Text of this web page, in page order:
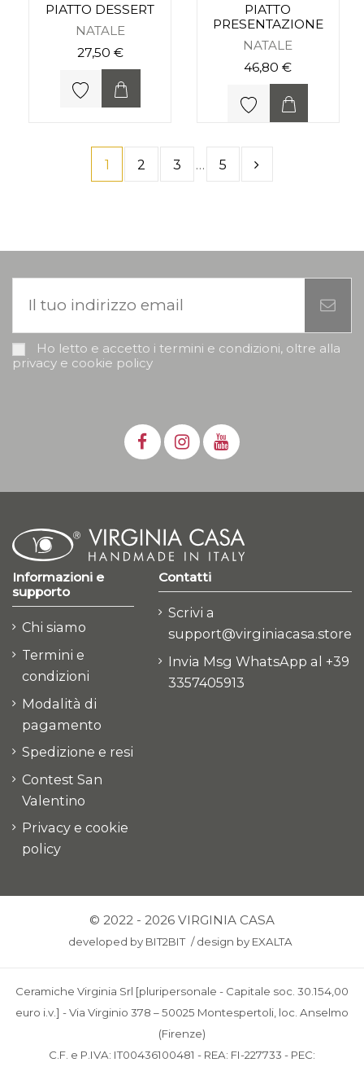
PIATTO DESSERT
NATALE
27,50 €
PIATTO
PRESENTAZIONE
NATALE
46,80 €
1 2 3 … 5
Ho letto e accetto i termini e condizioni, oltre alla
privacy e cookie policy
Informazioni e
supporto
Chi siamo
Termini e
condizioni
Modalità di
pagamento
Spedizione e resi
Contest San
Valentino
Privacy e cookie
policy
Contatti
Scrivi a
support@virginiacasa.store
Invia Msg WhatsApp al +39
3357405913
© 2022 - 2026 VIRGINIA CASA
developed by BIT2BIT /design by EXALTA
Ceramiche Virginia Srl [pluripersonale - Capitale soc. 30.154,00
euro i.v.] - Via Virginio 378 – 50025 Montespertoli, loc. Anselmo
(Firenze)
C.F. e P.IVA: IT00436100481 - REA: FI-227733 - PEC: